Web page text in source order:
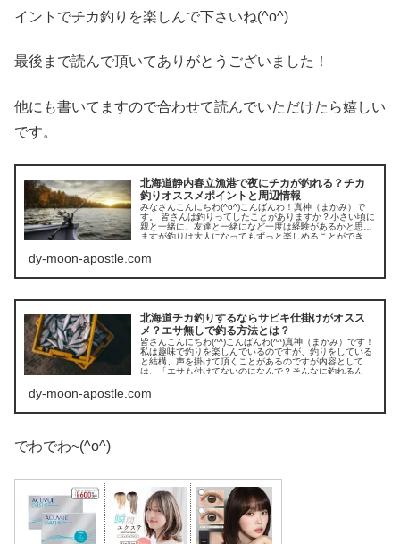
イントでチカ釣りを楽しんで下さいね(^o^)
最後まで読んで頂いてありがとうございました！
他にも書いてますので合わせて読んでいただけたら嬉しい
です。
北海道静内春立漁港で夜にチカが釣れる？チカ
釣りオススメポイントと周辺情報
みなさんこんにちわ(^o^)こんばんわ！真神（まかみ）で
す。 皆さんは釣りってしたことがありますか？小さい頃に
親と一緒に、友達と一緒になど一度は経験があるかと思い
ますが釣りは大人になってもずっと楽しめることができ、
dy-moon-apostle.com
北海道チカ釣りするならサビキ仕掛けがオスス
メ？エサ無しで釣る方法とは？
皆さんこんにちわ(^^)こんばんわ(^^)真神（まかみ）です！
私は趣味で釣りを楽しんでいるのですが、釣りをしている
と結構、声を掛けて頂くことがあるのですが内容として
は、「エサも付けてないのになんで？そんなに釣れるん
dy-moon-apostle.com
でわでわ~(^o^)